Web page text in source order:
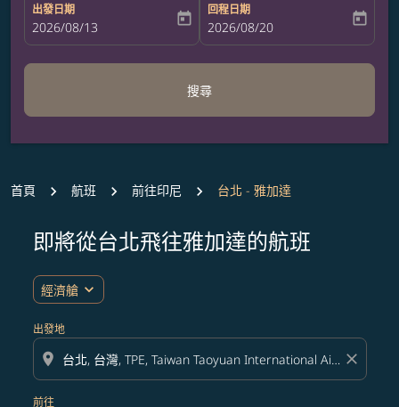
出發日期
fc-booking-departure-date-aria-label
2026/08/13 today
回程日期
fc-booking-return-date-aria-label
2026/08/20 today
搜尋
首頁 航班 前往印尼 台北 - 雅加達
即將從台北飛往雅加達的航班
經濟艙 expand_more
出發地
location_on close
前往